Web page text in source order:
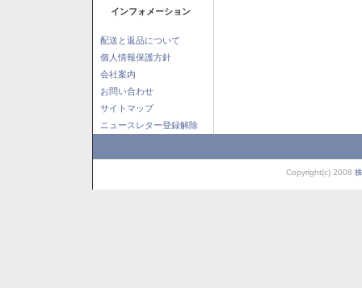
インフォメーション
配送と返品について
個人情報保護方針
会社案内
お問い合わせ
サイトマップ
ニュースレター登録解除
Copyright(c) 2008